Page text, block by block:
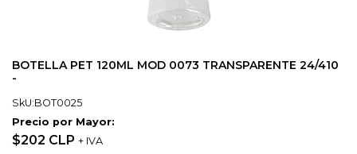
BOTELLA PET 120ML MOD 0073 TRANSPARENTE 24/410
-
SkU:BOT0025
Precio por Mayor:
$202 CLP + IVA